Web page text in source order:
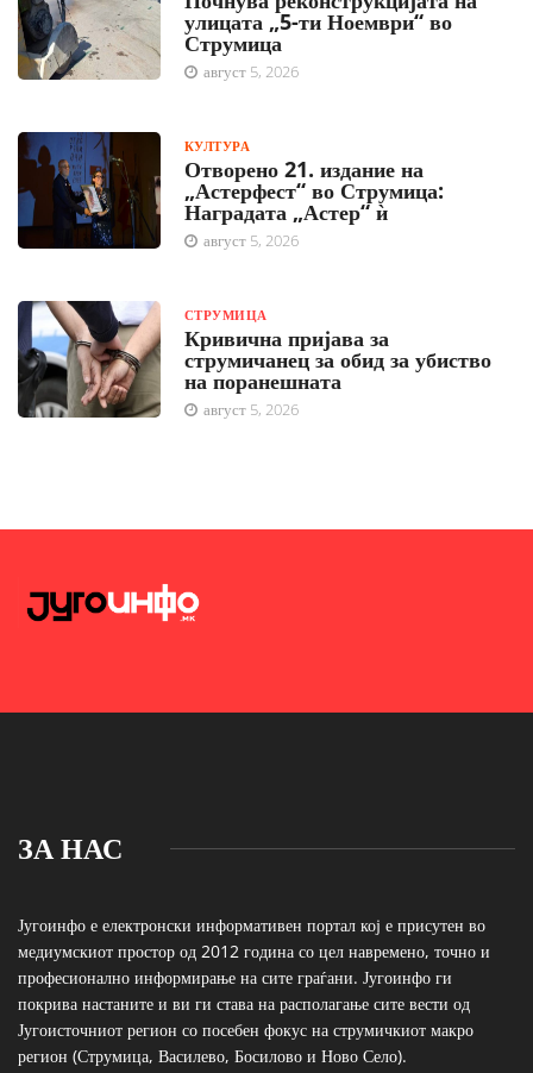
улицата „5-ти Ноември“ во
Струмица
август 5, 2026
КУЛТУРА
Отворено 21. издание на
„Астерфест“ во Струмица:
Наградата „Астер“ ѝ
август 5, 2026
СТРУМИЦА
Кривична пријава за
струмичанец за обид за убиство
на поранешната
август 5, 2026
ЗА НАС
Југоинфо е електронски информативен портал кој е присутен во
медиумскиот простор од 2012 година со цел навремено, точно и
професионално информирање на сите граѓани. Југоинфо ги
покрива настаните и ви ги става на располагање сите вести од
Југоисточниот регион со посебен фокус на струмичкиот макро
регион (Струмица, Василево, Босилово и Ново Село).